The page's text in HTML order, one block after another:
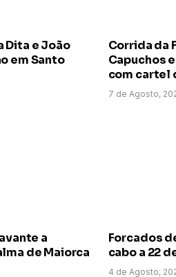
Dita e João
em Santo
Corrida da
Capuchos
com cartel
7 de Agosto,
a
de Maiorca
Forcados
cabo a 22
4 de Agosto,